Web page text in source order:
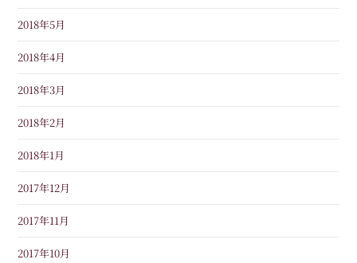
2018年5月
2018年4月
2018年3月
2018年2月
2018年1月
2017年12月
2017年11月
2017年10月